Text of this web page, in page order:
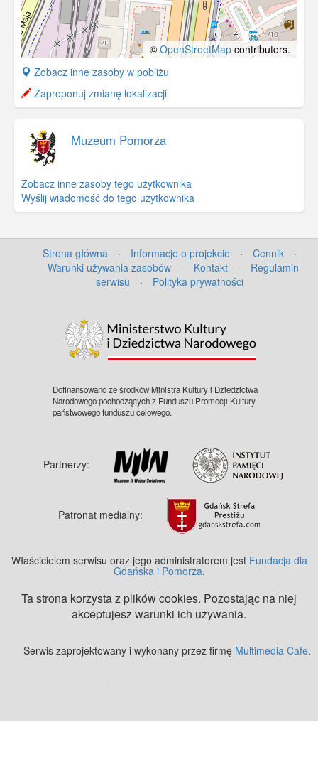
©OpenStreetMap contributors.
+
−
Zobacz inne zasoby w pobliżu
Zaproponuj zmianę lokalizacji
Muzeum Pomorza
Zobacz inne zasoby tego użytkownika
Wyślij wiadomość do tego użytkownika
Strona główna · Informacje o projekcie · Cennik
·
Warunki używania zasobów
· Kontakt ·
Regulamin
serwisu
· Polityka prywatności
Dofinansowano ze środków Ministra Kultury i Dziedzictwa
Narodowego pochodzących z Funduszu Promocji Kultury –
państwowego funduszu celowego.
Partnerzy:
Patronat medialny:
Właścicielem serwisu oraz jego administratorem jest Fundacja dla
Gdańska i Pomorza.
Ta strona korzysta z plików cookies. Pozostając na niej
akceptujesz warunki ich używania.
Serwis zaprojektowany i wykonany przez firmę Multimedia Cafe.